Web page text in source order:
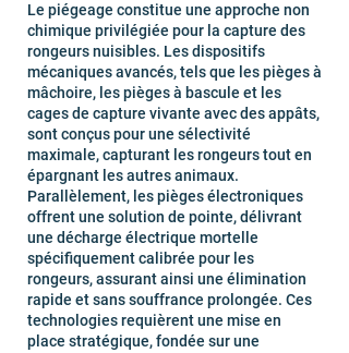
Le piégeage constitue une approche non
chimique privilégiée pour la capture des
rongeurs nuisibles. Les dispositifs
mécaniques avancés, tels que les pièges à
mâchoire, les pièges à bascule et les
cages de capture vivante avec des appâts,
sont conçus pour une sélectivité
maximale, capturant les rongeurs tout en
épargnant les autres animaux.
Parallèlement, les pièges électroniques
offrent une solution de pointe, délivrant
une décharge électrique mortelle
spécifiquement calibrée pour les
rongeurs, assurant ainsi une élimination
rapide et sans souffrance prolongée. Ces
technologies requièrent une mise en
place stratégique, fondée sur une